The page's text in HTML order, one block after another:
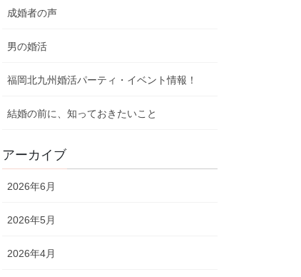
成婚者の声
男の婚活
福岡北九州婚活パーティ・イベント情報！
結婚の前に、知っておきたいこと
アーカイブ
2026年6月
2026年5月
2026年4月